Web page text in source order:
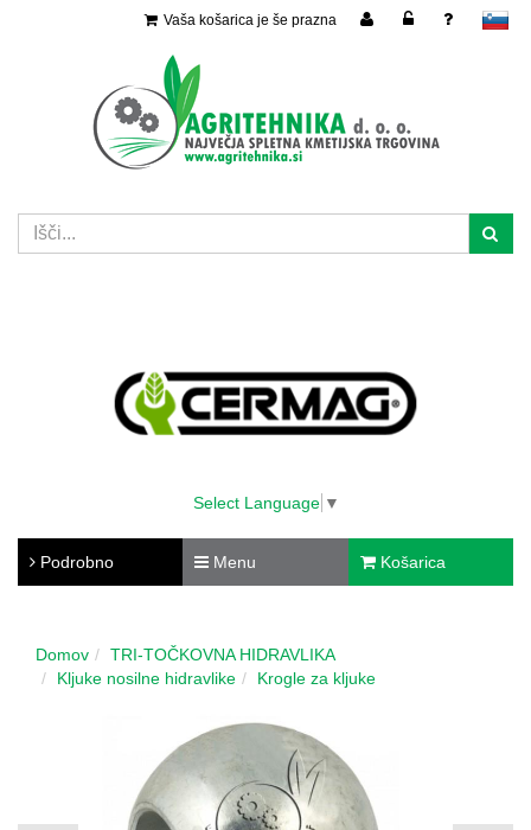
slovensko
Vaša košarica je še prazna
Select Language ▼
Podrobno Menu Košarica
Domov
TRI-TOČKOVNA HIDRAVLIKA
Kljuke nosilne hidravlike
Krogle za kljuke